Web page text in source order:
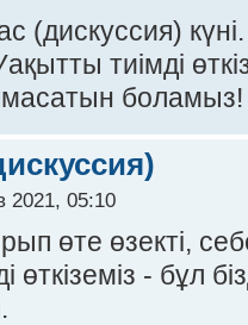
(дискуссия) күні.
тиімді
боламыз!
2021, 05:10
өте өзекті,
- бұл